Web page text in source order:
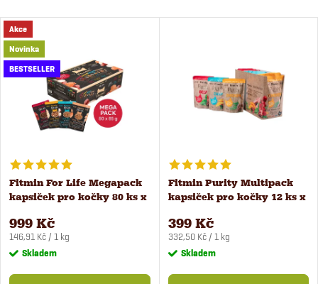
a
z
e
í
p
r
o
Nejdražší
Nejprodávanější
Abecedně
V
ý
s
p
r
Akce
Novinka
BESTSELLER
Fitmin For Life Megapack
kapsiček pro kočky 80 ks x
999 Kč
Měrná
cena:
146,91 Kč / 1 kg
Skladem
Fitmin Purity Multipack
kapsiček pro kočky 12 ks x
399 Kč
Měrná
cena:
332,50 Kč / 1 kg
Skladem